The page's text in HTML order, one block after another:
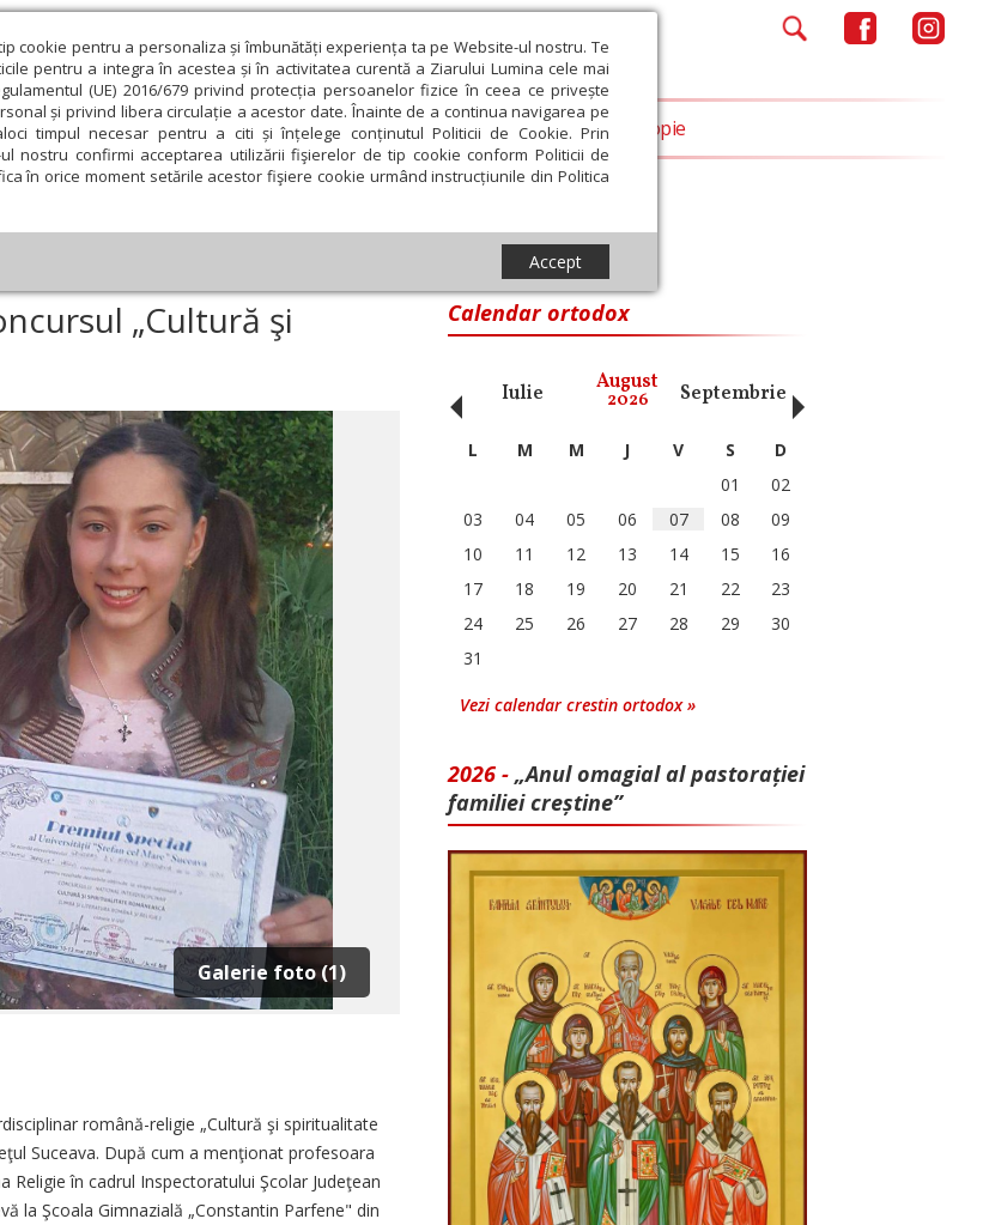
cookie pentru a personaliza și îmbunătăți experiența ta pe Website-ul nostru. Te
pentru a integra în acestea și în activitatea curentă a Ziarului Lumina cele mai
(UE) 2016/679 privind protecția persoanelor fizice în ceea ce privește
și privind libera circulație a acestor date. Înainte de a continua navigarea pe
timpul necesar pentru a citi și înțelege conținutul Politicii de Cookie. Prin
nostru confirmi acceptarea utilizării fişierelor de tip cookie conform Politicii de
în orice moment setările acestor fişiere cookie urmând instrucțiunile din Politica
Accept
Educaţie și Cultură Societate Opinii Filantropie
la concursul „Cultură şi spiritualitate românească“
„Cultură şi
Galerie foto (1)
română-religie „Cultură şi spiritualitate
Suceava. După cum a menţionat profesoara
în cadrul Inspectoratului Şcolar Judeţean
la Şcoala Gimnazială „Constantin Parfene" din
Calendar ortodox
Iulie August
2026 Septembrie Octombrie
‹ L M M J V S
D
01
02
03
04 05 06 07 08
09
10
11 12 13 14 15
16
17
18 19 20 21 22
23
24
25 26 27 28 29
30
31
Vezi calendar crestin ortodox »
2026 - „Anul omagial al pastorației
familiei creștine”